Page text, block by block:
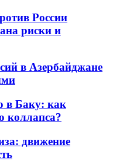
России
риски и
в Азербайджане
в Баку: как
коллапса?
движение